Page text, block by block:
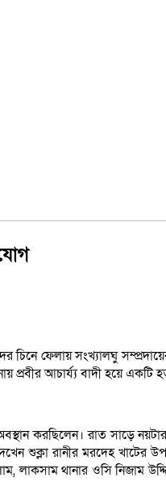
চিনে ফেলায় সংখ্যালঘু
প্রবীর আচার্য্য বাদী হয়ে একটি
করছিলেন। রাত সাড়ে
শুক্লা রানীর মরদেহ খাটের
থানার ওসি নিজাম